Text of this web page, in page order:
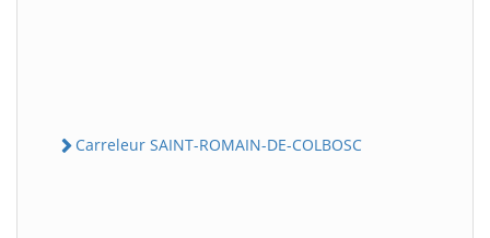
Carreleur SAINT-ROMAIN-DE-COLBOSC